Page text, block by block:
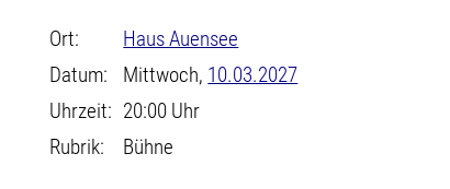
Ort:
Haus Auensee
Datum:
Mittwoch, 10.03.2027
Uhrzeit: 20:00 Uhr
Rubrik:
Bühne